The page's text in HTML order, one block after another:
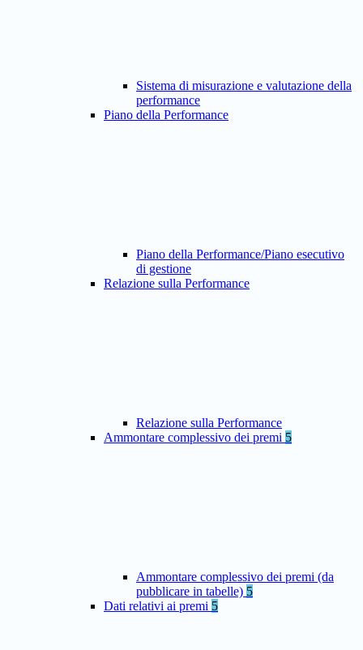
Sistema di misurazione e valutazione della
performance
Piano della Performance
Piano della Performance/Piano esecutivo
di gestione
Relazione sulla Performance
Relazione sulla Performance
Ammontare complessivo dei premi 5
Ammontare complessivo dei premi (da
pubblicare in tabelle) 5
Dati relativi ai premi 5